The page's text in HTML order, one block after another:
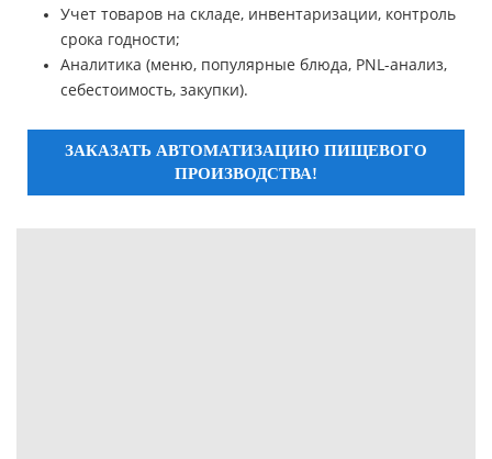
Учет товаров на складе, инвентаризации, контроль
срока годности;
Аналитика (меню, популярные блюда, PNL-анализ,
себестоимость, закупки).
ЗАКАЗАТЬ АВТОМАТИЗАЦИЮ ПИЩЕВОГО
ПРОИЗВОДСТВА!